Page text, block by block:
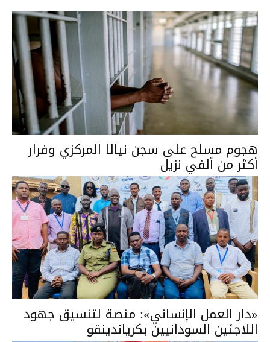
هجوم مسلح على سجن نيالا المركزي وفرار
أكثر من ألفي نزيل
«دار العمل الإنساني»: منصة لتنسيق جهود
اللاجئين السودانيين بكرياندينقو